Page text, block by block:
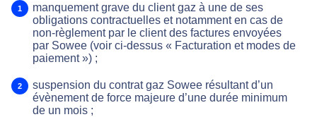
manquement grave du client gaz à une de ses
obligations contractuelles et notamment en cas de
non-règlement par le client des factures envoyées
par Sowee (voir ci-dessus « Facturation et modes de
paiement ») ;
suspension du contrat gaz Sowee résultant d’un
évènement de force majeure d’une durée minimum
de un mois ;